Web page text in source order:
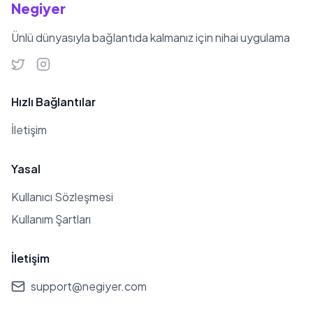
ile gerçekleştirmiş ve bu evlilikten iki
oğlu olmuştur. Turgay Şeren, 7
84 yaşında vefat etmiştir.
Negiyer
Ünlü dünyasıyla bağlantıda kalmanız için nihai uygulama
Hızlı Bağlantılar
İletişim
Yasal
Kullanıcı Sözleşmesi
Kullanım Şartları
İletişim
support@negiyer.com